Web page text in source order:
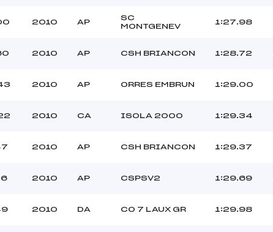
2010 AP
SC
MONTGENEV
1:27.98
2010 AP CSH BRIANCON 1:28.72
2010 AP ORRES EMBRUN 1:29.00
2010 CA ISOLA 2000 1:29.34
2010 AP CSH BRIANCON 1:29.37
2010 AP CSPSV2 1:29.69
2010 DA CO 7 LAUX GR 1:29.98